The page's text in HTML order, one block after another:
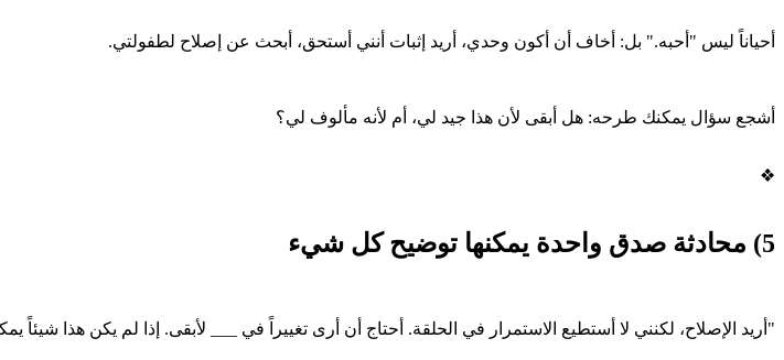
أحياناً ليس "أحبه." بل: أخاف أن أكون وحدي، أريد إثبات أنني أستحق، أبحث عن إصلاح لطفولتي.
أشجع سؤال يمكنك طرحه: هل أبقى لأن هذا جيد لي، أم لأنه مألوف لي؟
❖
5) محادثة صدق واحدة يمكنها توضيح كل شيء
"أريد الإصلاح، لكنني لا أستطيع الاستمرار في الحلقة. أحتاج أن أرى تغييراً في ___ لأبقى. إذا لم يكن هذا شيئاً